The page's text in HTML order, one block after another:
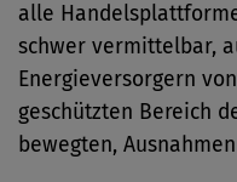
alle
schwer vermittelbar,
Energieversorgern
geschützten Bereich
bewegten,